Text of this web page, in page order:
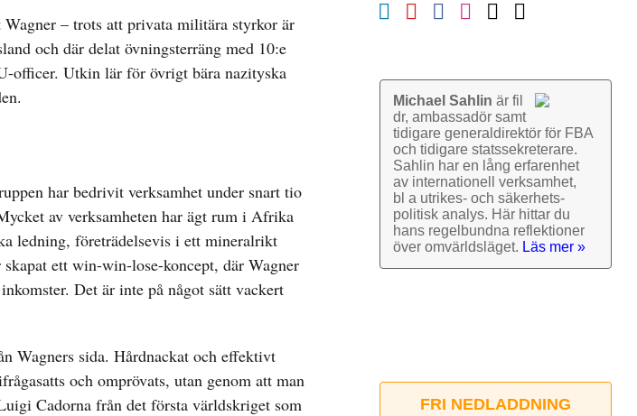
– trots att privata militära styrkor är
och där delat övningsterräng med 10:e
officer. Utkin lär för övrigt bära nazityska
har bedrivit verksamhet under snart tio
av verksamheten har ägt rum i Afrika
ledning, företrädelsevis i ett mineralrikt
ett win-win-lose-koncept, där Wagner
Det är inte på något sätt vackert
Wagners sida. Hårdnackat och effektivt
och omprövats, utan genom att man
Cadorna från det första världskriget som
Michael Sahlin är fil
dr, ambassadör samt
tidigare general­direktör för FBA
och tidigare stats­sekre­terare.
Sahlin har en lång erfarenhet
av inter­nationell verk­samhet,
bl a utrikes- och säkerhets­
politisk analys. Här hittar du
hans regel­bundna reflek­tioner
över omvärlds­läget. Läs mer »
FRI NEDLADDNING